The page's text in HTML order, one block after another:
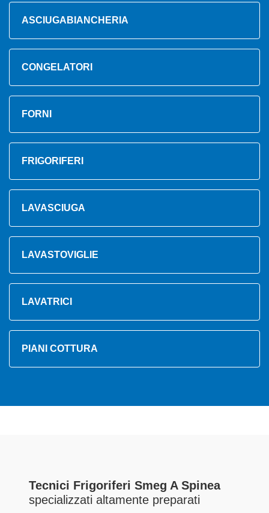
ASCIUGABIANCHERIA
CONGELATORI
FORNI
FRIGORIFERI
LAVASCIUGA
LAVASTOVIGLIE
LAVATRICI
PIANI COTTURA
Tecnici Frigoriferi Smeg A Spinea
specializzati altamente preparati